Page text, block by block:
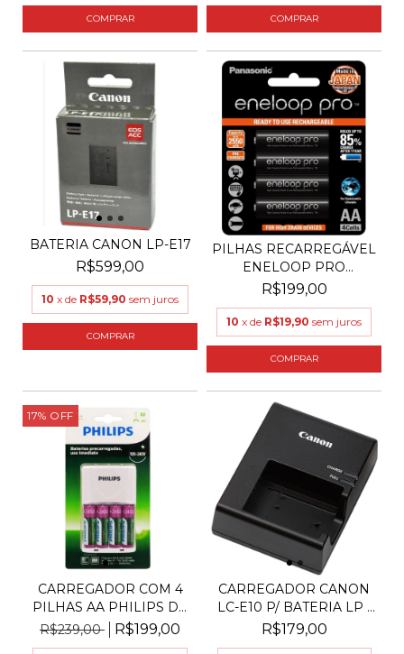
BATERIA CANON LP-E17
R$599,00
10 x de R$59,90 sem juros
PILHAS RECARREGÁVEL
ENELOOP PRO
PANASONI...
R$199,00
10 x de R$19,90 sem juros
17% OFF
CARREGADOR COM 4
PILHAS AA PHILIPS DE
24...
R$239,00 R$199,00
CARREGADOR CANON
LC-E10 P/ BATERIA LP -
E...
R$179,00